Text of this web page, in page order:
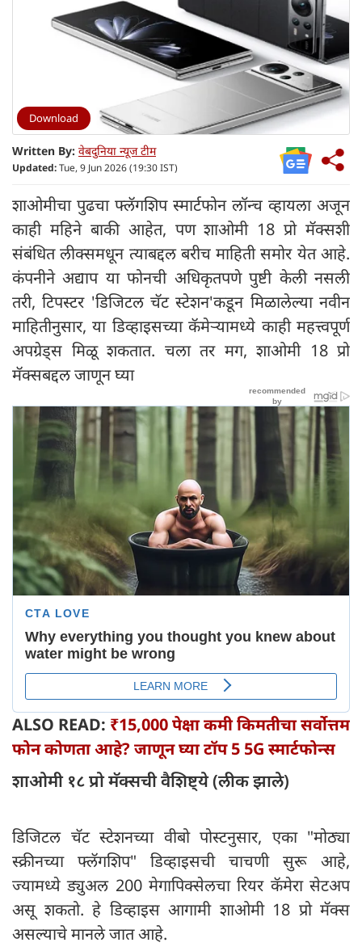
Download
Written By: वेबदुनिया न्यूज टीम
Updated:Tue, 9 Jun 2026 (19:30 IST)
शाओमीचा पुढचा फ्लॅगशिप स्मार्टफोन लॉन्च व्हायला अजून
काही महिने बाकी आहेत, पण शाओमी 18 प्रो मॅक्सशी
संबंधित लीक्समधून त्याबद्दल बरीच माहिती समोर येत आहे.
कंपनीने अद्याप या फोनची अधिकृतपणे पुष्टी केली नसली
तरी, टिपस्टर 'डिजिटल चॅट स्टेशन'कडून मिळालेल्या नवीन
माहितीनुसार, या डिव्हाइसच्या कॅमेऱ्यामध्ये काही महत्त्वपूर्ण
अपग्रेड्स मिळू शकतात. चला तर मग, शाओमी 18 प्रो
मॅक्सबद्दल जाणून घ्या
ALSO READ: ₹15,000 पेक्षा कमी किमतीचा सर्वोत्तम
फोन कोणता आहे? जाणून घ्या टॉप 5 5G स्मार्टफोन्स
शाओमी १८ प्रो मॅक्सची वैशिष्ट्ये (लीक झाले)
डिजिटल चॅट स्टेशनच्या वीबो पोस्टनुसार, एका "मोठ्या
स्क्रीनच्या फ्लॅगशिप" डिव्हाइसची चाचणी सुरू आहे,
ज्यामध्ये ड्युअल 200 मेगापिक्सेलचा रियर कॅमेरा सेटअप
असू शकतो. हे डिव्हाइस आगामी शाओमी 18 प्रो मॅक्स
असल्याचे मानले जात आहे.